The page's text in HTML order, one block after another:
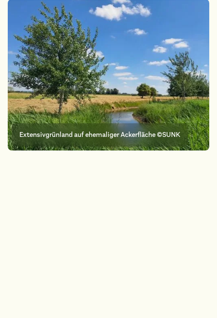
Extensivgrünland auf ehemaliger Ackerfläche ©SUNK